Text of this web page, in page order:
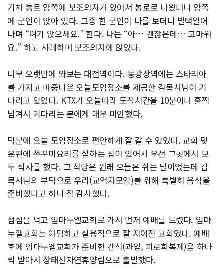
기차 통로 양쪽에 보조의자가 있어서 통로로 나왔더니 양쪽
에 군인이 앉아 있다. 그중 한 군인이 나를 보더니 벌떡일어
나며 “여기 앉으세요.” 한다. 나는 “아… 괜찮은데… 고마워
요.” 하고 사례하며 보조의자에 앉았다.
너무 오랫만에 와보는 대전역이다. 동광장역에는 스타리아
를 가지고 마중나온 오늘모임장소를 제공한 김목사님이 기
다리고 있었다. KTX가 오늘따라 도착시간을 10분이나 훌쩍
넘겨서 기다리는 분에게 매우 미안했다.
덕분에 오늘 모임장소로 편안하게 잘 갈 수 있었다. 교회 맞
은편에 쭈꾸미요리를 잘하는 집이 있어서 우선 그곳에서 모
두 식사를 했다. 그 식당은 원래 오늘은 쉬는 날이었는데 김
목사님의 부탁으로 우리(교역자모임)를 위해 특별히 음식을
준비했다고 하니 참 감사했다.
점심을 먹고 임마누엘교회로 가서 먼저 예배를 드렸다. 임마
누엘교회는 아담하고 실용적으로 잘 지어진 교회였다. 예배
후에 임마누엘교회가 준비한 간식(과일, 피로회복제)을 하나
씩 받아서 장태산자연휴양림으로 출발했다.